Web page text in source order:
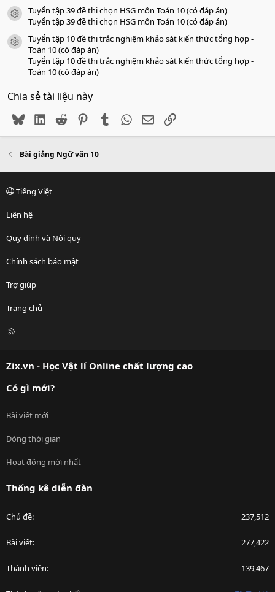
icon tài liệu
Tuyển tập 39 đề thi chọn HSG môn Toán 10 (có đáp án)
Tuyển tập 39 đề thi chọn HSG môn Toán 10 (có đáp án)
icon tài liệu
Tuyển tập 10 đề thi trắc nghiệm khảo sát kiến thức tổng hợp -
Toán 10 (có đáp án)
Tuyển tập 10 đề thi trắc nghiệm khảo sát kiến thức tổng hợp -
Toán 10 (có đáp án)
Chia sẻ tài liệu này
BlueskyLinkedIn
Reddit PinterestTumblr WhatsApp
EmailLink
Bài giảng Ngữ văn 10
Tiếng Việt
Liên hệ
Quy định và Nội quy
Chính sách bảo mật
Trợ giúp
Trang chủ
R
Zix.vn - Học Vật lí Online chất lượng cao
Có gì mới?
Bài viết mới
Dòng thời gian
Hoạt động mới nhất
Thống kê diễn đàn
Chủ đề 237,512
Bài viết 277,422
Thành viên 139,467